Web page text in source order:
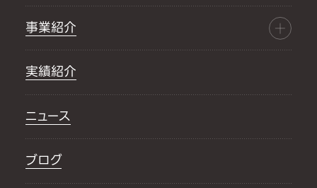
事業紹介
実績紹介
ニュース
ブログ